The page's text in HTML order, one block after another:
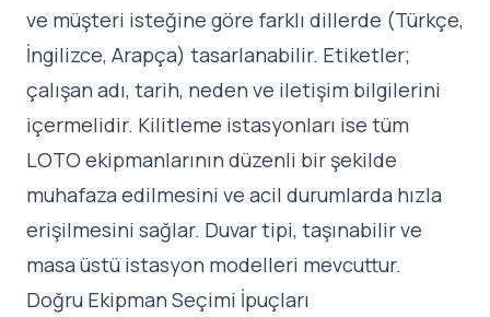
ve müşteri isteğine göre farklı dillerde (Türkçe,
İngilizce, Arapça) tasarlanabilir. Etiketler;
çalışan adı, tarih, neden ve iletişim bilgilerini
içermelidir. Kilitleme istasyonları ise tüm
LOTO ekipmanlarının düzenli bir şekilde
muhafaza edilmesini ve acil durumlarda hızla
erişilmesini sağlar. Duvar tipi, taşınabilir ve
masa üstü istasyon modelleri mevcuttur.
Doğru Ekipman Seçimi İpuçları